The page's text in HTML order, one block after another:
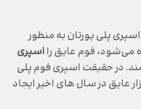
پلی یورتان به منظور
می‌شود، فوم عایق رااسپری
در حقیقت اسپری فوم پلی
عایق در سال های اخیر ایجاد